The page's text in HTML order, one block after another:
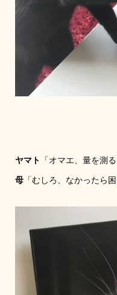
ヤマト 「オマエ、量を測
母「むしろ、なかったら困